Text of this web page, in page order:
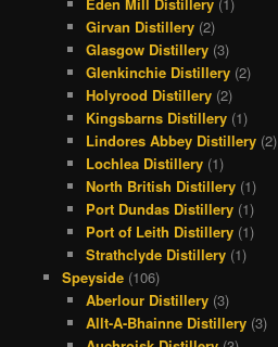
Girvan Distillery (2)
Glasgow Distillery (3)
Glenkinchie Distillery (2)
Holyrood Distillery (2)
Kingsbarns Distillery (1)
Lindores Abbey Distillery (2)
Lochlea Distillery (1)
North British Distillery (1)
Port Dundas Distillery (1)
Port of Leith Distillery (1)
Strathclyde Distillery (1)
Speyside(106)
Aberlour Distillery (3)
Allt-A-Bhainne Distillery (3)